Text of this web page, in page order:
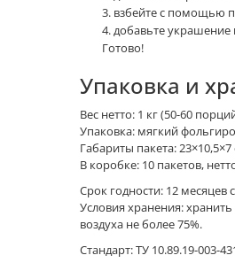
3. взбейте с помощью
4. добавьте
Готово!
Упаковка и
Вес нетто: 1 кг (50-60
Упаковка: мягкий
Габариты пакета: 23×10,5×7
В коробке: 10 пакетов,
Срок годности: 12
Условия хранения:
воздуха не более 75%.
Стандарт: ТУ 10.89.19-003-